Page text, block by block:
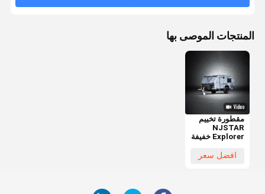
المنتجات الموصى بها
مقطورة تخييم
NJSTAR
Explorer خفيفة
على الطرق
افضل سعر